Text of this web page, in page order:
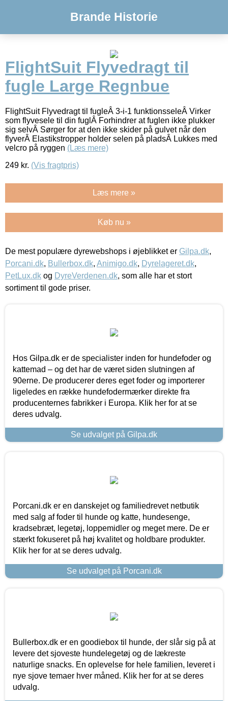
Brande Historie
FlightSuit Flyvedragt til
fugle Large Regnbue
FlightSuit Flyvedragt til fugleÂ 3-i-1 funktionsseleÂ Virker
som flyvesele til din fuglÂ Forhindrer at fuglen ikke plukker
sig selvÂ Sørger for at den ikke skider på gulvet når den
flyverÂ Elastikstropper holder selen på pladsÂ Lukkes med
velcro på ryggen (Læs mere)
249 kr. (Vis fragtpris)
Læs mere »
Køb nu »
De mest populære dyrewebshops i øjeblikket er Gilpa.dk,
Porcani.dk, Bullerbox.dk, Animigo.dk, Dyrelageret.dk,
PetLux.dk og DyreVerdenen.dk, som alle har et stort
sortiment til gode priser.
Hos Gilpa.dk er de specialister inden for hundefoder og
kattemad – og det har de været siden slutningen af
90erne. De producerer deres eget foder og importerer
ligeledes en række hundefodermærker direkte fra
producenternes fabrikker i Europa. Klik her for at se
deres udvalg.
Se udvalget på Gilpa.dk
Porcani.dk er en danskejet og familiedrevet netbutik
med salg af foder til hunde og katte, hundesenge,
kradsebræt, legetøj, loppemidler og meget mere. De er
stærkt fokuseret på høj kvalitet og holdbare produkter.
Klik her for at se deres udvalg.
Se udvalget på Porcani.dk
Bullerbox.dk er en goodiebox til hunde, der slår sig på at
levere det sjoveste hundelegetøj og de lækreste
naturlige snacks. En oplevelse for hele familien, leveret i
nye sjove temaer hver måned. Klik her for at se deres
udvalg.